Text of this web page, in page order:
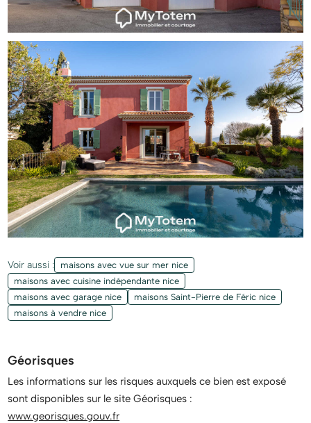
Voir aussi :
maisons avec vue sur mer nice
maisons avec cuisine indépendante nice
maisons avec garage nice
maisons Saint-Pierre de Féric nice
maisons à vendre nice
Géorisques
Les informations sur les risques auxquels ce bien est exposé
sont disponibles sur le site Géorisques :
www.georisques.gouv.fr